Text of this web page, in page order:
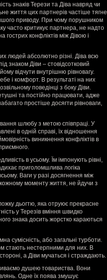
знаків Терези та Діва навряд чи
життя цих партнерів частіше тягне
приводу. При чому порушником
часто критикує партнера, не надто
конфліктів між Дівою і
людей абсолютно різні. Діва всю
знаком Діви – стовідсотковий
відчути внутрішню рівновагу.
і комфорт. В результаті на них
поведінці з боку Діви.
та постійно працювати, адже
простіше досягти рівноваги,
шлюбу з метою співпраці. У
в одній справі, їх відношення
виникнення конфліктів в
в усьому. Їм імпонують рівні,
приголомшлива логіка
Ваги у разі досягнення між
моменту життя, не йдучи з
дьогтю, яка отруює прекрасне
у Терезів вміння швидко
знака досить жорстко караються
сумісність, або загальні турботи.
стають нестерпними для них. В
а Діви мучаться і страждають.
душею товариства. Вони
Одне їх поява змушує